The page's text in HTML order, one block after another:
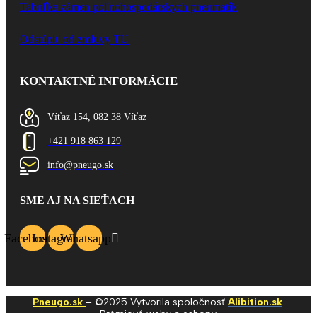
Tabuľka zámen poľnohospodárskych pneumatík
Odstúpiť od zmluvy TU
KONTAKTNÉ INFORMÁCIE
Víťaz 154, 082 38 Víťaz
+421 918 863 129
info@pneugo.sk
SME AJ NA SIEŤACH
FacebookInstagramWhatsapp
Pneugo.sk – ©2025 Vytvorila spoločnosť Alibition.sk.